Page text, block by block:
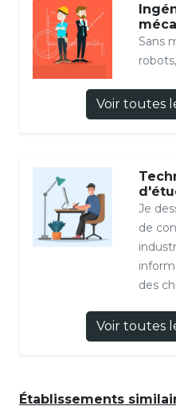
Sans
Voir toutes
Je
de
des
Voir toutes
Établissements